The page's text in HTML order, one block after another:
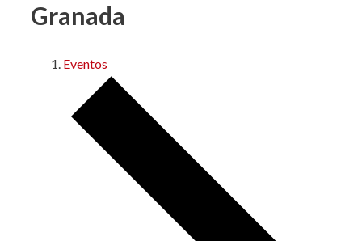
Granada
Eventos